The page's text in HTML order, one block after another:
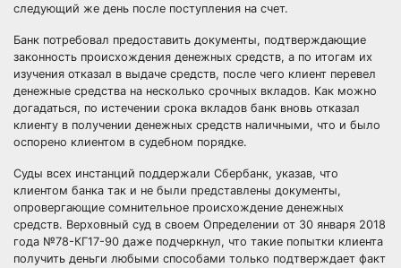
следующий же день после поступления на счет.
Банк потребовал предоставить документы, подтверждающие
законность происхождения денежных средств, а по итогам их
изучения отказал в выдаче средств, после чего клиент перевел
денежные средства на несколько срочных вкладов. Как можно
догадаться, по истечении срока вкладов банк вновь отказал
клиенту в получении денежных средств наличными, что и было
оспорено клиентом в судебном порядке.
Суды всех инстанций поддержали Сбербанк, указав, что
клиентом банка так и не были представлены документы,
опровергающие сомнительное происхождение денежных
средств. Верховный суд в своем Определении от 30 января 2018
года №78-КГ17-90 даже подчеркнул, что такие попытки клиента
получить деньги любыми способами только подтверждает факт